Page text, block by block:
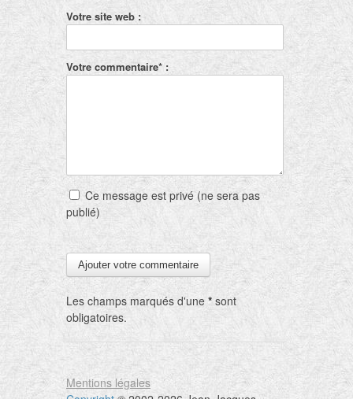
Votre site web :
Votre commentaire* :
Ce message est privé (ne sera pas
publié)
Les champs marqués d'une * sont
obligatoires.
Mentions légales